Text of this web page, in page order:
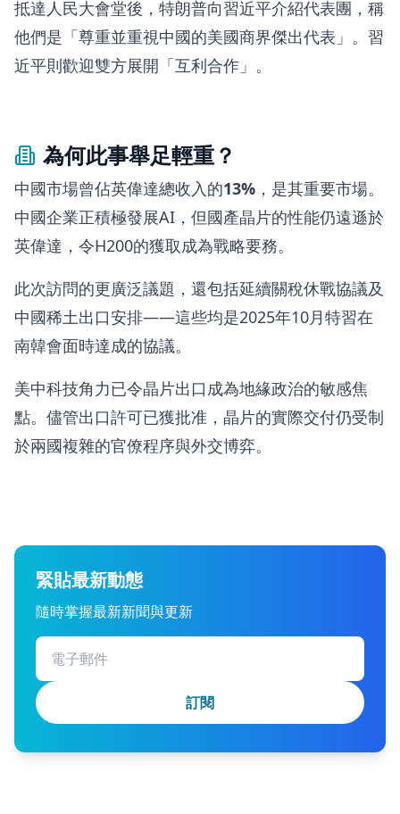
抵達人民大會堂後，特朗普向習近平介紹代表團，稱
他們是「尊重並重視中國的美國商界傑出代表」。習
近平則歡迎雙方展開「互利合作」。
為何此事舉足輕重？
中國市場曾佔英偉達總收入的13% ，是其重要市場。
中國企業正積極發展AI，但國產晶片的性能仍遠遜於
英偉達，令H200的獲取成為戰略要務。
此次訪問的更廣泛議題，還包括延續關稅休戰協議及
中國稀土出口安排——這些均是2025年10月特習在
南韓會面時達成的協議。
美中科技角力已令晶片出口成為地緣政治的敏感焦
點。儘管出口許可已獲批准，晶片的實際交付仍受制
於兩國複雜的官僚程序與外交博弈。
緊貼最新動態
隨時掌握最新新聞與更新
訂閱